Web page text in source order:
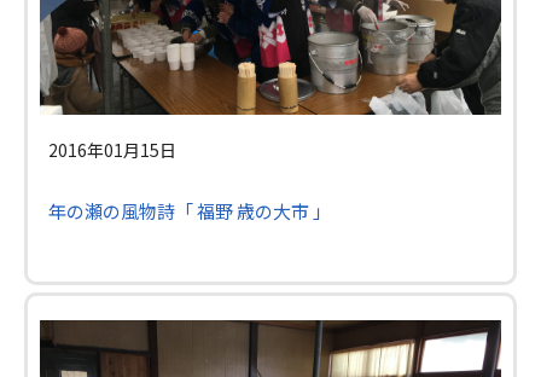
2016年01月15日
年の瀬の風物詩「 福野 歳の大市 」